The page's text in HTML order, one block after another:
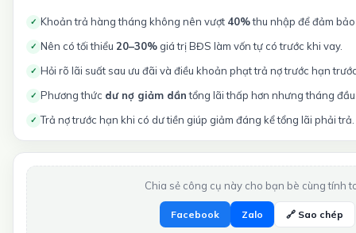
✓ Khoản trả hàng tháng không nên vượt 40%thu nhập để đảm
✓ Nên có tối thiểu 20–30% giá trị BĐS làm vốn tự có trước khi vay.
✓ Hỏi rõ lãi suất sau ưu đãi và điều khoản phạt trả nợ trước hạn
✓ Phương thức dư nợ giảm dầntổng lãi thấp hơn nhưng tháng
✓ Trả nợ trước hạn khi có dư tiền giúp giảm đáng kể tổng lãi phải trả.
Chia sẻ công cụ này cho bạn bè cùng tính
Facebook Zalo 🔗 Sao chép